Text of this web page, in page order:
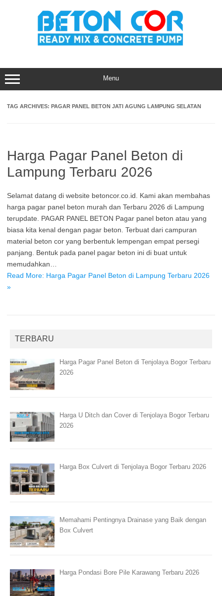
Menu
TAG ARCHIVES: PAGAR PANEL BETON JATI AGUNG LAMPUNG SELATAN
Harga Pagar Panel Beton di
Lampung Terbaru 2026
Selamat datang di website betoncor.co.id. Kami akan membahas
harga pagar panel beton murah dan Terbaru 2026 di Lampung
terupdate. PAGAR PANEL BETON Pagar panel beton atau yang
biasa kita kenal dengan pagar beton. Terbuat dari campuran
material beton cor yang berbentuk lempengan empat persegi
panjang. Bentuk pada panel pagar beton ini di buat untuk
memudahkan…
Read More: Harga Pagar Panel Beton di Lampung Terbaru 2026
»
TERBARU
Harga Pagar Panel Beton di Tenjolaya Bogor Terbaru
2026
Harga U Ditch dan Cover di Tenjolaya Bogor Terbaru
2026
Harga Box Culvert di Tenjolaya Bogor Terbaru 2026
Memahami Pentingnya Drainase yang Baik dengan
Box Culvert
Harga Pondasi Bore Pile Karawang Terbaru 2026